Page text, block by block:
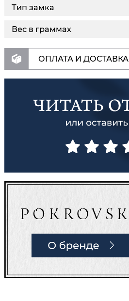
Тип замка
Вес в граммах
ОПЛАТА И ДОСТАВКА